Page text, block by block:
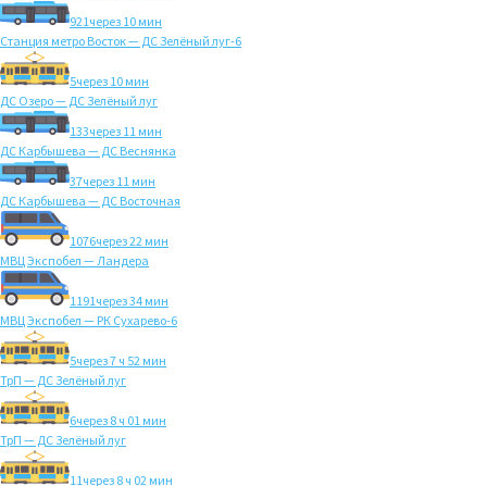
921через 10 мин
Станция метро Восток — ДС Зелёный луг-6
5через 10 мин
ДС Озеро — ДС Зелёный луг
133через 11 мин
ДС Карбышева — ДС Веснянка
37через 11 мин
ДС Карбышева — ДС Восточная
1076через 22 мин
МВЦ Экспобел — Ландера
1191через 34 мин
МВЦ Экспобел — РК Сухарево-6
5через 7 ч 52 мин
ТрП — ДС Зелёный луг
6через 8 ч 01 мин
ТрП — ДС Зелёный луг
11через 8 ч 02 мин